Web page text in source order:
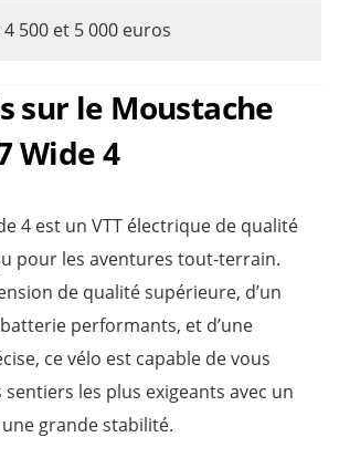
500 et 5 000 euros
sur le Moustache
Wide 4
4 est un VTT électrique de qualité
pour les aventures tout-terrain.
de qualité supérieure, d’un
performants, et d’une
ce vélo est capable de vous
les plus exigeants avec un
grande stabilité.